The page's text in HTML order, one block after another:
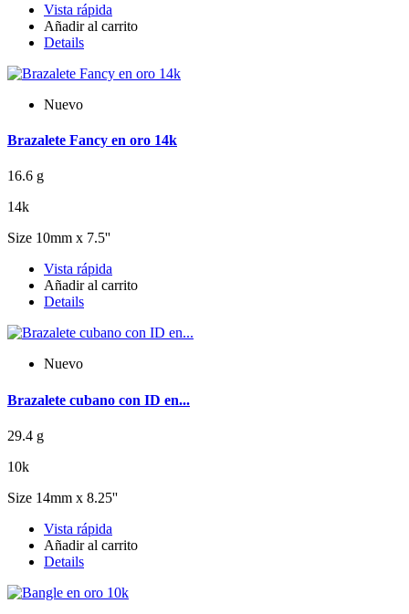
Vista rápida
Añadir al carrito
Details
Nuevo
Brazalete Fancy en oro 14k
16.6 g
14k
Size 10mm x 7.5''
Vista rápida
Añadir al carrito
Details
Nuevo
Brazalete cubano con ID en...
29.4 g
10k
Size 14mm x 8.25''
Vista rápida
Añadir al carrito
Details